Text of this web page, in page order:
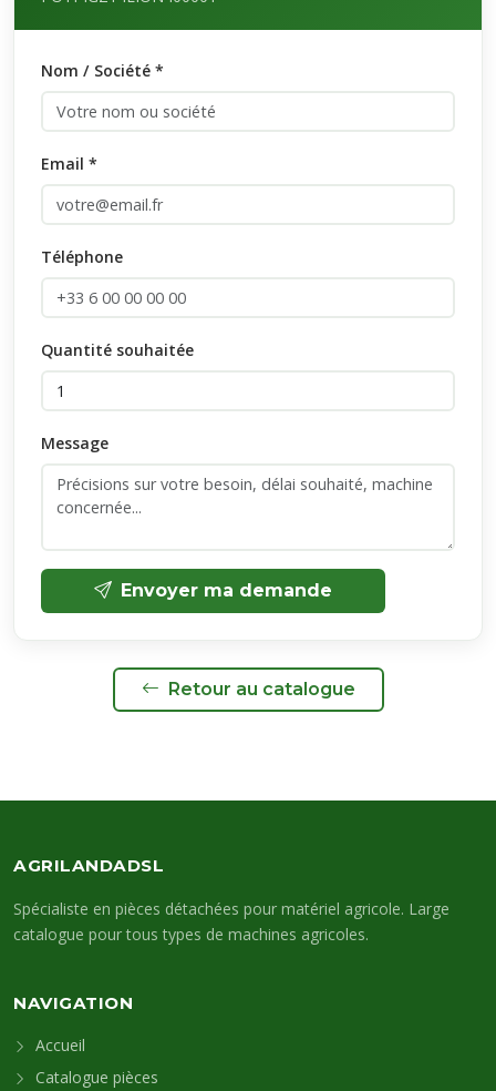
Nom / Société *
Email *
Téléphone
Quantité souhaitée
Message
Envoyer ma demande
Retour au catalogue
AGRILANDADSL
Spécialiste en pièces détachées pour matériel agricole. Large
catalogue pour tous types de machines agricoles.
NAVIGATION
Accueil
Catalogue pièces